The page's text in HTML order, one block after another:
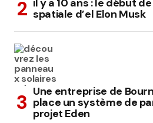
il y a 10 ans : le début
spatiale d’el Elon Musk
Une entreprise de
place un système de
projet Eden